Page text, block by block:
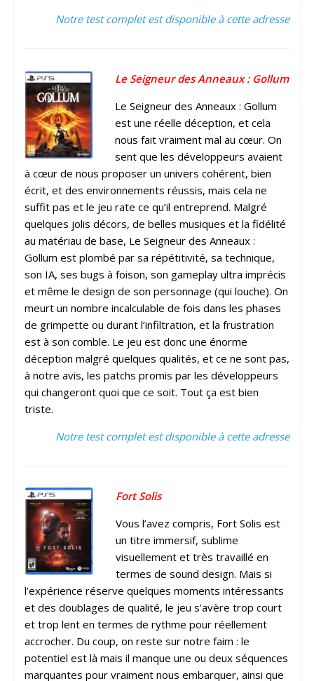
Notre test complet est disponible à cette adresse
Le Seigneur des Anneaux : Gollum
Le Seigneur des Anneaux : Gollum
est une réelle déception, et cela
nous fait vraiment mal au cœur. On
sent que les développeurs avaient
à cœur de nous proposer un univers cohérent, bien
écrit, et des environnements réussis, mais cela ne
suffit pas et le jeu rate ce qu’il entreprend. Malgré
quelques jolis décors, de belles musiques et la fidélité
au matériau de base, Le Seigneur des Anneaux :
Gollum est plombé par sa répétitivité, sa technique,
son IA, ses bugs à foison, son gameplay ultra imprécis
et même le design de son personnage (qui louche). On
meurt un nombre incalculable de fois dans les phases
de grimpette ou durant l’infiltration, et la frustration
est à son comble. Le jeu est donc une énorme
déception malgré quelques qualités, et ce ne sont pas,
à notre avis, les patchs promis par les développeurs
qui changeront quoi que ce soit. Tout ça est bien
triste.
Notre test complet est disponible à cette adresse
Fort Solis
Vous l’avez compris, Fort Solis est
un titre immersif, sublime
visuellement et très travaillé en
termes de sound design. Mais si
l’expérience réserve quelques moments intéressants
et des doublages de qualité, le jeu s’avère trop court
et trop lent en termes de rythme pour réellement
accrocher. Du coup, on reste sur notre faim : le
potentiel est là mais il manque une ou deux séquences
marquantes pour vraiment nous embarquer, ainsi que